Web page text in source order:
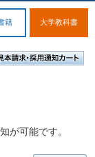
籍 大学教科書
が可能です。